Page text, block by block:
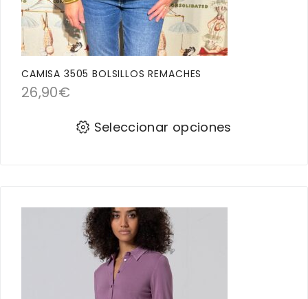
CAMISA 3505 BOLSILLOS REMACHES
26,90€
Seleccionar opciones